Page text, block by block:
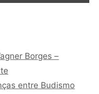
Borges –
entre Budismo